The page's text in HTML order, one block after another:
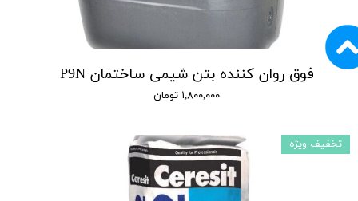
فوق روان کننده بتن شیمی ساختمان P9N
۱,۸۰۰,۰۰۰ تومان
تخفیف ویژه